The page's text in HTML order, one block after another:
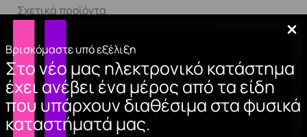
Βρισκόμαστε υπό εξέλιξη
Στο νέο μας ηλεκτρονικό κατάστημα
έχει ανέβει ένα μέρος από τα είδη
που υπάρχουν διαθέσιμα στα φυσικά
καταστήματά μας.
Σχετικά προϊόντα